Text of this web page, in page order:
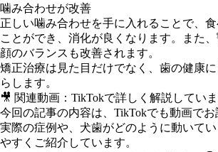
噛み合わせが改善
正しい噛み合わせを手に入れることで、
ことができ、消化が良くなります。また、
顔のバランスも改善されます。
矯正治療は見た目だけでなく、歯の健康
らします。
🎥 関連動画：TikTokで詳しく解説していま
今回の記事の内容は、TikTokでも動画でお
実際の症例や、犬歯がどのように動いて
やすくご紹介しています。